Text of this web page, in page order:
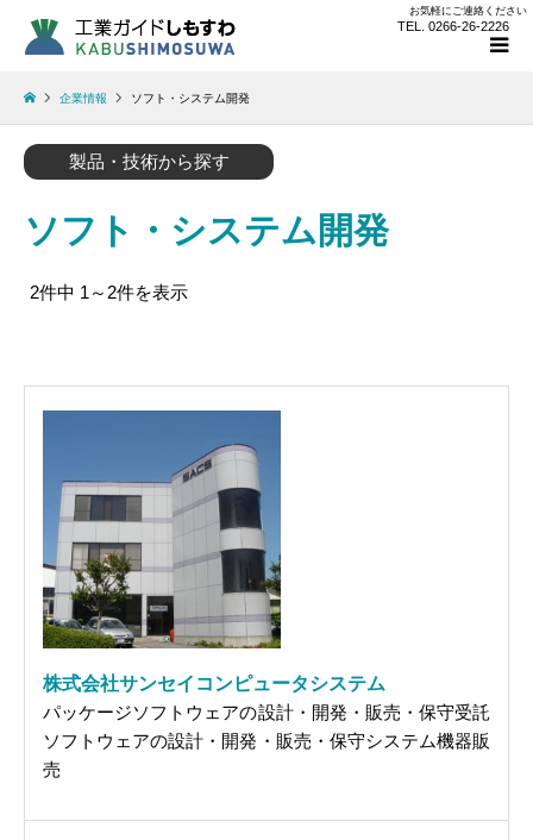
お気軽にご連絡ください
TEL. 0266-26-2226
企業情報 ソフト・システム開発
製品・技術から探す
ソフト・システム開発
2件中 1～2件を表示
株式会社サンセイコンピュータシステム
パッケージソフトウェアの設計・開発・販売・保守受託
ソフトウェアの設計・開発・販売・保守システム機器販
売